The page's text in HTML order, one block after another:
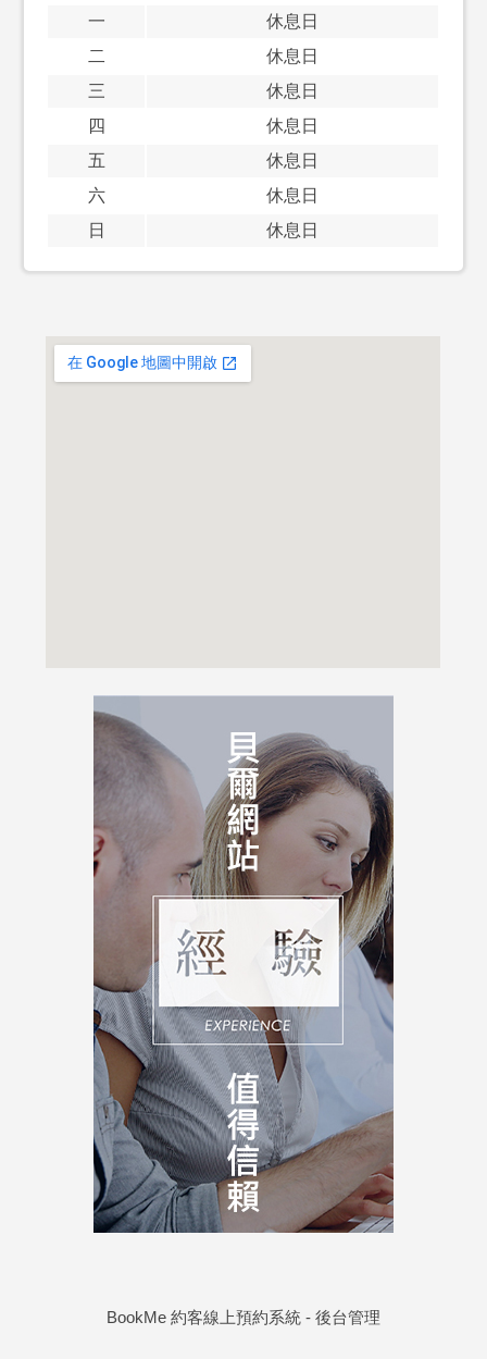
一
休息日
二
休息日
三
休息日
四
休息日
五
休息日
六
休息日
日
休息日
BookMe 約客線上預約系統 - 後台管理